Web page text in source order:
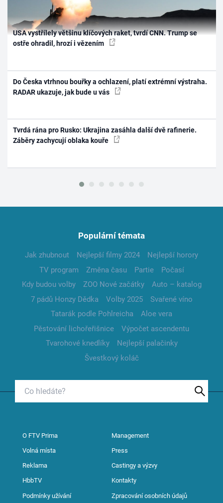
USA vystřílely většinu klíčových raket, tvrdí CNN. Trump se
ostře ohradil, hrozí i vězením
Do Česka vtrhnou bouřky a ochlazení, platí extrémní výstraha.
RADAR ukazuje, jak bude u vás
Tvrdá rána pro Rusko: Ukrajina zasáhla další dvě rafinerie.
Záběry zachycují oblaka kouře
Populární témata
Jak zhubnout Nejlepší filmy 2024
Nejlepší horory
TV program
Změna času Partie
Počasí
Kdy budou volby
ZOO Nové začátky
Auto – katalog
7 pádů Honzy Dědka
Volby 2025
Svařené víno
Tatarák podle Pohlreicha
Aloe vera
Pěstování lichořeřišnice
Výpočet ascendentu
Tvarohové knedlíky
Nejlepší palačinky
Švestkový koláč
O FTV Prima Management
Volná místa Press
Reklama Castingy a výzvy
HbbTV Kontakty
Podmínky užívání Zpracování osobních údajů